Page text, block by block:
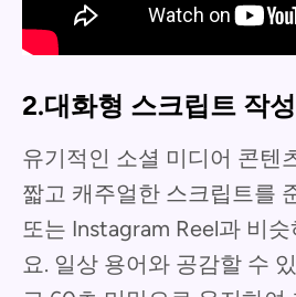
2.대화형 스크립트 작성
유기적인 소셜 미디어 콘텐
짧고 캐주얼한 스크립트를
또는 Instagram Reel과 비
요. 일상 용어와 공감할 수